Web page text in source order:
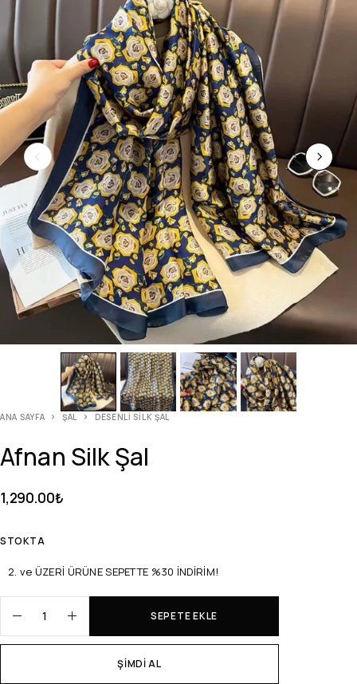
ANA SAYFA ŞAL DESENLI SILK ŞAL
Afnan Silk Şal
1,290.00₺
STOKTA
2. ve ÜZERİ ÜRÜNE SEPETTE %30 İNDİRİM!
SEPETE EKLE
ŞIMDI AL